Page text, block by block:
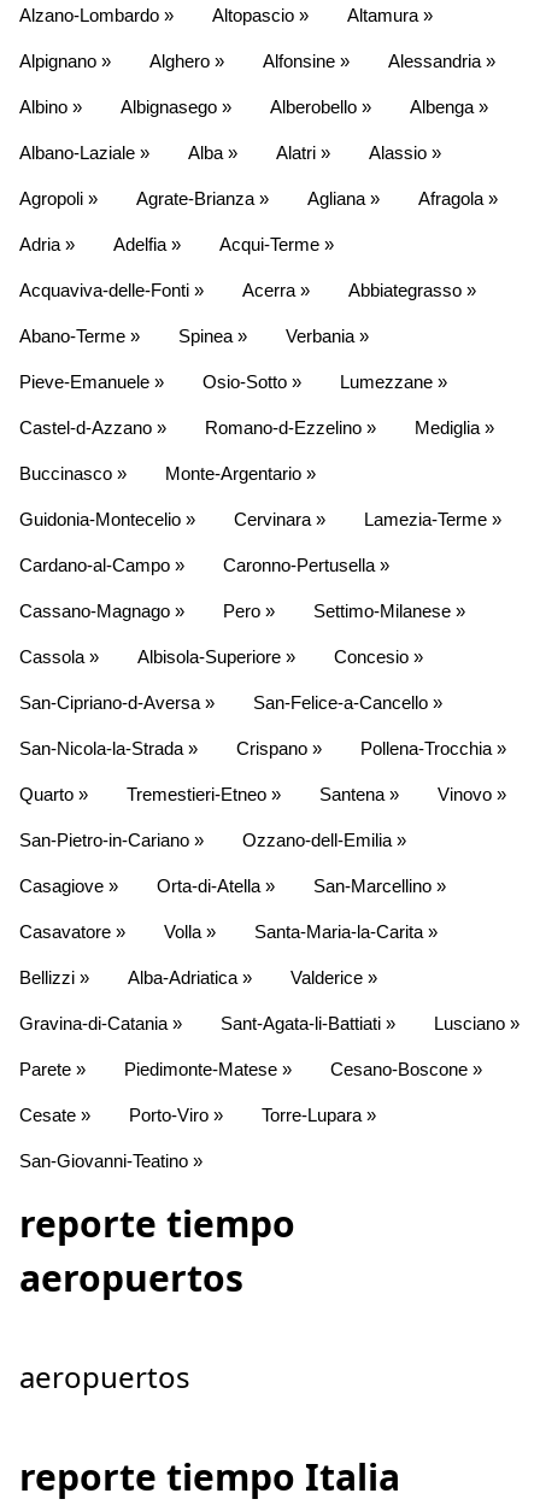
Alzano-Lombardo » Altopascio » Altamura »
Alpignano » Alghero » Alfonsine » Alessandria »
Albino » Albignasego » Alberobello » Albenga »
Albano-Laziale » Alba » Alatri » Alassio »
Agropoli » Agrate-Brianza » Agliana » Afragola »
Adria » Adelfia » Acqui-Terme »
Acquaviva-delle-Fonti » Acerra » Abbiategrasso »
Abano-Terme » Spinea » Verbania »
Pieve-Emanuele » Osio-Sotto » Lumezzane »
Castel-d-Azzano » Romano-d-Ezzelino » Mediglia »
Buccinasco » Monte-Argentario »
Guidonia-Montecelio » Cervinara » Lamezia-Terme »
Cardano-al-Campo » Caronno-Pertusella »
Cassano-Magnago » Pero » Settimo-Milanese »
Cassola » Albisola-Superiore » Concesio »
San-Cipriano-d-Aversa » San-Felice-a-Cancello »
San-Nicola-la-Strada » Crispano » Pollena-Trocchia »
Quarto » Tremestieri-Etneo » Santena » Vinovo »
San-Pietro-in-Cariano » Ozzano-dell-Emilia »
Casagiove » Orta-di-Atella » San-Marcellino »
Casavatore » Volla » Santa-Maria-la-Carita »
Bellizzi » Alba-Adriatica » Valderice »
Gravina-di-Catania » Sant-Agata-li-Battiati » Lusciano »
Parete » Piedimonte-Matese » Cesano-Boscone »
Cesate » Porto-Viro » Torre-Lupara »
San-Giovanni-Teatino »
reporte tiempo
aeropuertos
aeropuertos
reporte tiempo Italia